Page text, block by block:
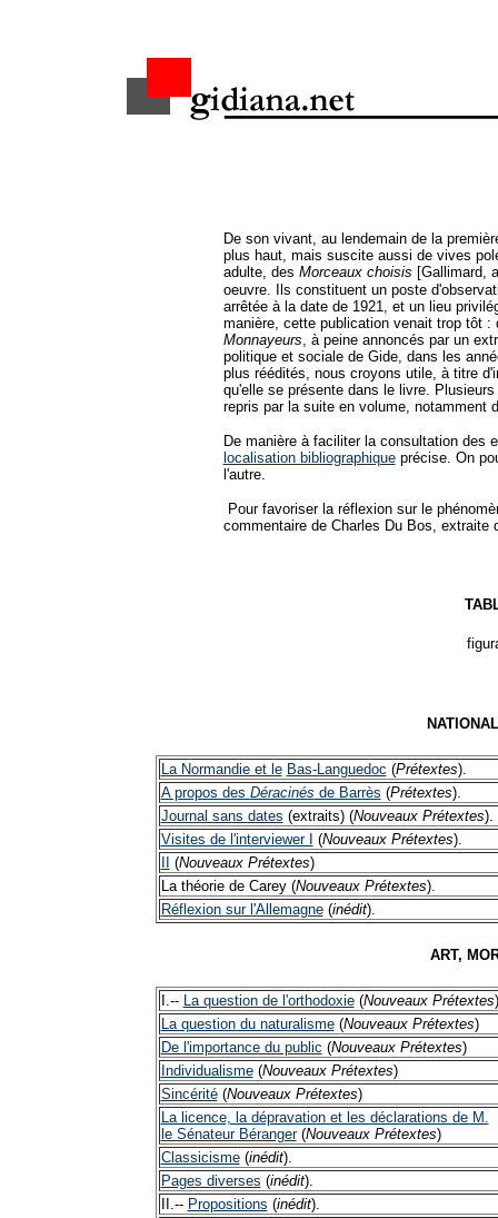
De son vivant, au lendemain de la
plus haut, mais suscite aussi de vives
adulte, des Morceaux choisis [Gallimard,
oeuvre. Ils constituent un poste
arrêtée à la date de 1921, et un lieu
manière, cette publication venait trop tôt
Monnayeurs , à peine annoncés par un
politique et sociale de Gide, dans les
plus réédités, nous croyons utile, à titre
qu'elle se présente dans le livre.
repris par la suite en volume, notamment
De manière à faciliter la consultation des
localisation bibliographiqueprécise. On
l'autre.
Pour favoriser la réflexion sur le
commentaire de Charles Du Bos, extraite
La Normandie et le Bas-Languedoc (Prétextes).
A propos des Déracinés de Barrès (Prétextes).
Journal sans dates (extraits) (Nouveaux Prétextes
Visites de l'interviewer I
(Nouveaux Prétextes).
(Nouveaux Prétextes)
La théorie de Carey (Nouveaux Prétextes).
Réflexion sur l'Allemagne(inédit).
ART,
I.-- La question de l'orthodoxie(Nouveaux Prétextes)
La question du naturalisme(Nouveaux Prétextes)
De l'importance du public (Nouveaux Prétextes)
Individualisme(Nouveaux Prétextes)
Sincérité(Nouveaux Prétextes)
La licence, la dépravation et les déclarations de M.
le Sénateur Béranger(Nouveaux Prétextes)
Classicisme(inédit).
Pages diverses (inédit).
II.-- Propositions (inédit).